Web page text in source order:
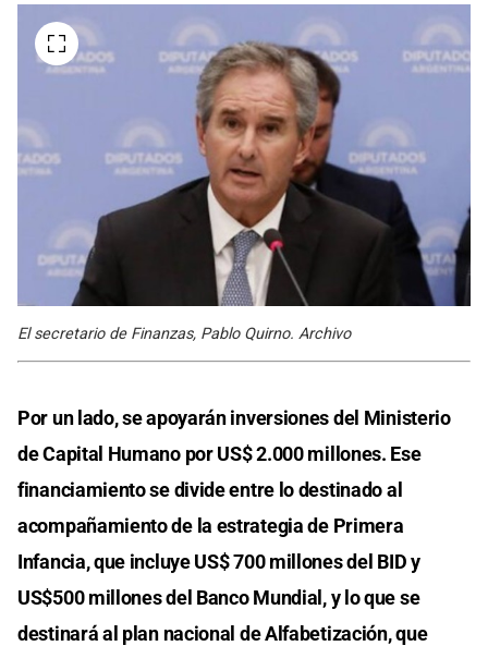
El secretario de Finanzas, Pablo Quirno. Archivo
Por un lado, se apoyarán inversiones del Ministerio
de Capital Humano por US$ 2.000 millones. Ese
financiamiento se divide entre lo destinado al
acompañamiento de la estrategia de Primera
Infancia, que incluye US$ 700 millones del BID y
US$500 millones del Banco Mundial, y lo que se
destinará al plan nacional de Alfabetización, que